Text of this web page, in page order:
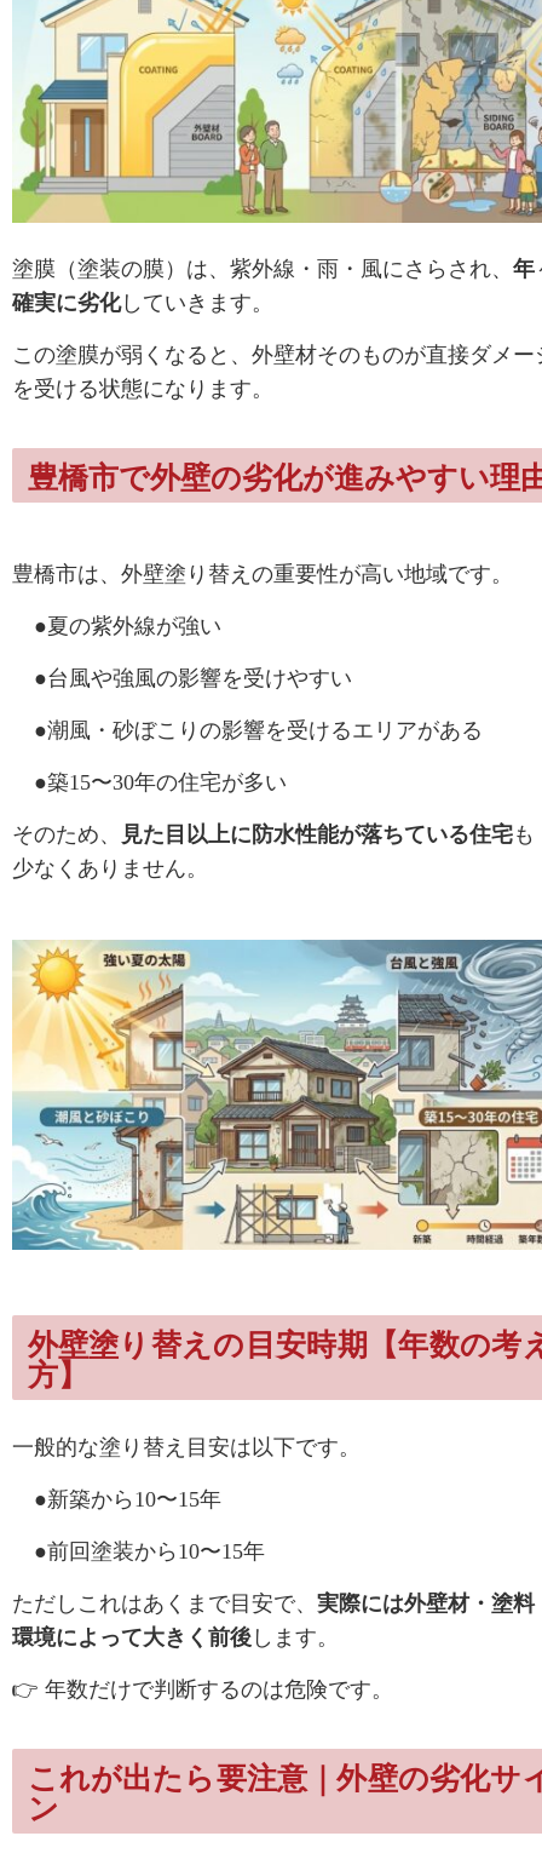
塗膜（塗装の膜）は、 紫外線・雨・風にさらされ、 年
確実に劣化していきます。
この塗膜が弱くなると、 外壁材そのものが直接ダメー
を受ける状態になります。
豊橋市で外壁の劣化が進みやすい理
豊橋市は、外壁塗り替えの重要性が高い地域です。
●夏の紫外線が強い
●台風や強風の影響を受けやすい
●潮風・砂ぼこりの影響を受けるエリアがある
●築15〜30年の住宅が多い
そのため、 見た目以上に防水性能が落ちている住宅も
少なくありません。
外壁塗り替えの目安時期【年数の考
方】
一般的な塗り替え目安は以下です。
●新築から10〜15年
●前回塗装から10〜15年
ただしこれはあくまで目安で、 実際には外壁材・塗料
環境によって大きく前後 します。
👉 年数だけで判断するのは危険です。
これが出たら要注意｜外壁の劣化サ
ン